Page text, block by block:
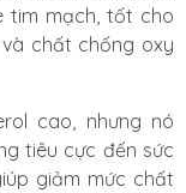
tim mạch, tốt cho
chất chống oxy
cao, nhưng nó
tiêu cực đến sức
giảm mức chất